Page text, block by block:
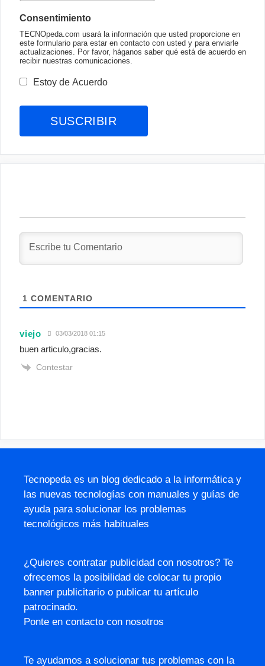
Consentimiento
TECNOpeda.com usará la información que usted proporcione en
este formulario para estar en contacto con usted y para enviarle
actualizaciones. Por favor, háganos saber qué está de acuerdo en
recibir nuestras comunicaciones.
Estoy de Acuerdo
1 COMENTARIO
viejo 03/03/2018 01:15
buen articulo,gracias.
Contestar
Tecnopeda es un blog dedicado a la informática y
las nuevas tecnologías con manuales y guías de
ayuda para solucionar los problemas
tecnológicos más habituales
¿Quieres contratar publicidad con nosotros? Te
ofrecemos la posibilidad de colocar tu propio
banner publicitario o publicar tu artículo
patrocinado.
Ponte en contacto con nosotros
Te ayudamos a solucionar tus problemas con la